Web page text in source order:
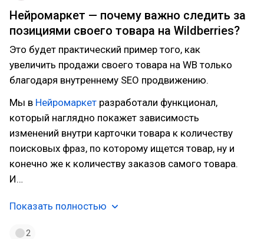
Нейромаркет — почему важно следить за
позициями своего товара на Wildberries?
Это будет практический пример того, как
увеличить продажи своего товара на WB только
благодаря внутреннему SEO продвижению.
Мы в Нейромаркет разработали функционал,
который наглядно покажет зависимость
изменений внутри карточки товара к количеству
поисковых фраз, по которому ищется товар, ну и
конечно же к количеству заказов самого товара.
И…
Показать полностью
2